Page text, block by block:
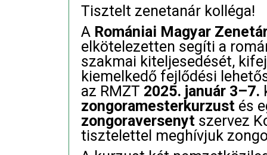
Tisztelt zenetanár kolléga!
A Romániai Magyar
elkötelezetten segíti a
szakmai kiteljesedését,
kiemelkedő fejlődési
az RMZT 2025. január 3–7.
zongoramesterkurzust és
zongoraversenyt szervez
tisztelettel meghívjuk